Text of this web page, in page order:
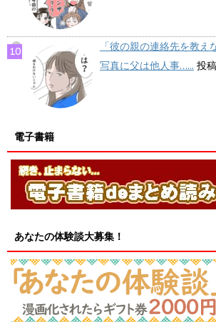
「彼の親の連絡先を教
写真に父は他人事…... 投
電子書籍
あなたの体験談大募集！